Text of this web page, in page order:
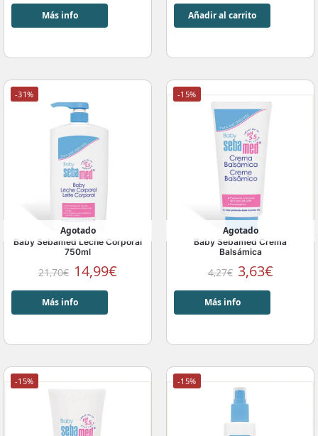
Más info Añadir al carrito
-31%
Agotado
Baby Sebamed Leche Corporal
750ml
21,70€ 14,99€
Más info
-15%
Agotado
Baby Sebamed Crema
Balsámica
4,27€ 3,63€
Más info
-15% -15%